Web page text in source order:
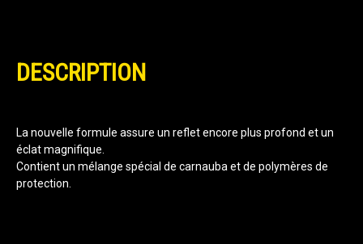
DESCRIPTION
La nouvelle formule assure un reflet encore plus profond et un
éclat magnifique.
Contient un mélange spécial de carnauba et de polymères de
protection.